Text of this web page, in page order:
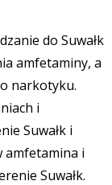
do Suwałk
amfetaminy, a
narkotyku.
i
Suwałk i
amfetamina i
Suwałk.